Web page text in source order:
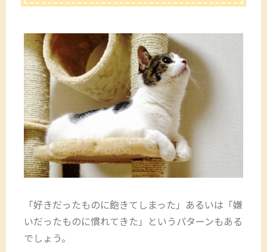
「好きだったものに飽きてしまった」あるいは「嫌
いだったものに慣れてきた」というパターンもある
でしょう。